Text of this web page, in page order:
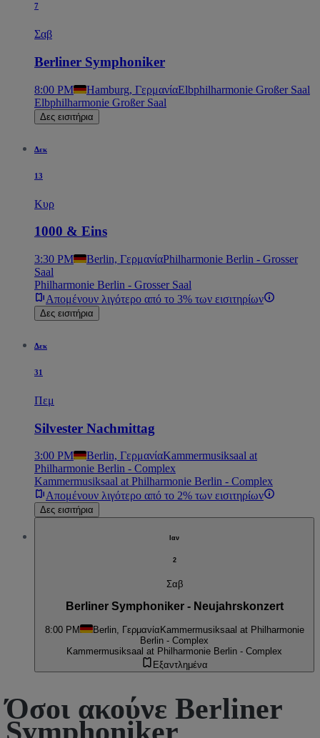
7
Σαβ
Berliner Symphoniker
8:00 PM Hamburg, ΓερμανίαElbphilharmonie Großer Saal
Elbphilharmonie Großer Saal
Δες εισιτήρια
Δεκ
13
Κυρ
1000 & Eins
3:30 PM Berlin, ΓερμανίαPhilharmonie Berlin - Grosser
Saal
Philharmonie Berlin - Grosser Saal
Απομένουν λιγότερο από το 3% των εισιτηρίων
Δες εισιτήρια
Δεκ
31
Πεμ
Silvester Nachmittag
3:00 PM Berlin, ΓερμανίαKammermusiksaal at
Philharmonie Berlin - Complex
Kammermusiksaal at Philharmonie Berlin - Complex
Απομένουν λιγότερο από το 2% των εισιτηρίων
Δες εισιτήρια
Ιαν
2
Σαβ
Berliner Symphoniker - Neujahrskonzert
8:00 PM Berlin, Γερμανία Kammermusiksaal at Philharmonie
Berlin - Complex
Kammermusiksaal at Philharmonie Berlin - Complex
Εξαντλημένα
Όσοι ακούνε Berliner